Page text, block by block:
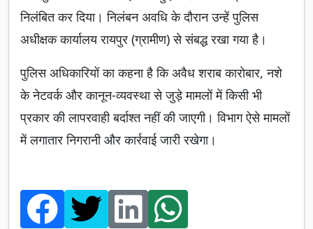
निलंबित कर दिया। निलंबन अवधि के दौरान उन्हें पुलिस
अधीक्षक कार्यालय रायपुर (ग्रामीण) से संबद्ध रखा गया है।
पुलिस अधिकारियों का कहना है कि अवैध शराब कारोबार, नशे
के नेटवर्क और कानून-व्यवस्था से जुड़े मामलों में किसी भी
प्रकार की लापरवाही बर्दाश्त नहीं की जाएगी। विभाग ऐसे मामलों
में लगातार निगरानी और कार्रवाई जारी रखेगा।